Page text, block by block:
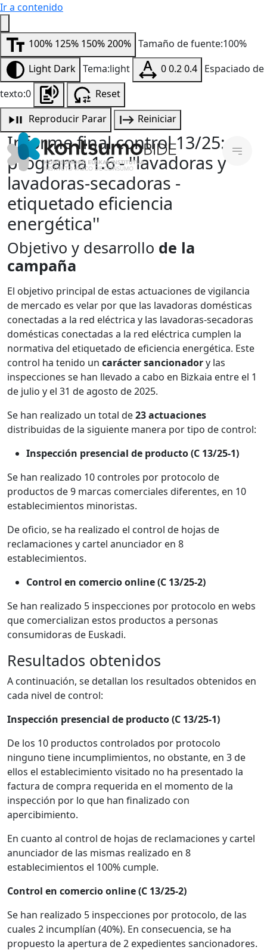
Ir a contenido
100% 125% 150%200% Tamaño de fuente:100%
Light Dark Tema:light 00.20.4 Espaciado de
texto:0
Reset
Reproducir Parar Reiniciar
Informe final control 13/25:
programa 1.6 - ''lavadoras y
lavadoras-secadoras -
etiquetado eficiencia
energética''
Objetivo y desarrollo de la
campaña
El objetivo principal de estas actuaciones de vigilancia
de mercado es velar por que las lavadoras domésticas
conectadas a la red eléctrica y las lavadoras-secadoras
domésticas conectadas a la red eléctrica cumplen la
normativa del etiquetado de eficiencia energética. Este
control ha tenido un carácter sancionadory las
inspecciones se han llevado a cabo en Bizkaia entre el 1
de julio y el 31 de agosto de 2025.
Se han realizado un total de23 actuaciones
distribuidas de la siguiente manera por tipo de control:
Inspección presencial de producto (C 13/25-1)
Se han realizado 10 controles por protocolo de
productos de 9 marcas comerciales diferentes, en 10
establecimientos minoristas.
De oficio, se ha realizado el control de hojas de
reclamaciones y cartel anunciador en 8
establecimientos.
Control en comercio online (C 13/25-2)
Se han realizado 5 inspecciones por protocolo en webs
que comercializan estos productos a personas
consumidoras de Euskadi.
Resultados obtenidos
A continuación, se detallan los resultados obtenidos en
cada nivel de control:
Inspección presencial de producto (C 13/25-1)
De los 10 productos controlados por protocolo
ninguno tiene incumplimientos, no obstante, en 3 de
ellos el establecimiento visitado no ha presentado la
factura de compra requerida en el momento de la
inspección por lo que han finalizado con
apercibimiento.
En cuanto al control de hojas de reclamaciones y cartel
anunciador de las mismas realizado en 8
establecimientos el 100% cumple.
Control en comercio online (C 13/25-2)
Se han realizado 5 inspecciones por protocolo, de las
cuales 2 incumplían (40%). En consecuencia, se ha
propuesto la apertura de 2 expedientes sancionadores.